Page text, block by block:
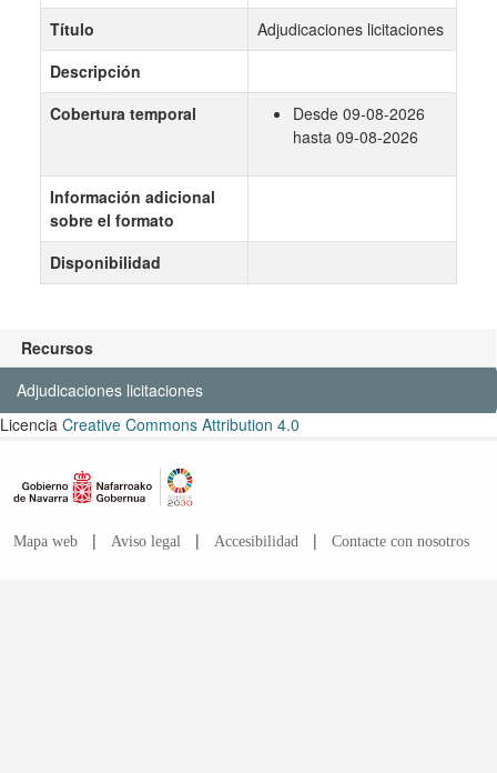
Recursos
Adjudicaciones licitaciones
Licencia Creative Commons Attribution 4.0
Título
Adjudicaciones licitaciones
Descripción
Cobertura temporal
Desde 09-08-2026
hasta 09-08-2026
Información adicional
sobre el formato
Disponibilidad
Mapa web | Aviso legal | Accesibilidad | Contacte con nosotros